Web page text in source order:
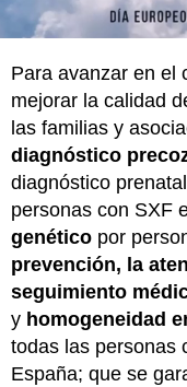
Para avanzar en el
mejorar la calidad
las familias y
diagnóstico
diagnóstico
personas con SXF
genético por
prevención, la
seguimiento
y homogeneidad
todas las personas
España; que se